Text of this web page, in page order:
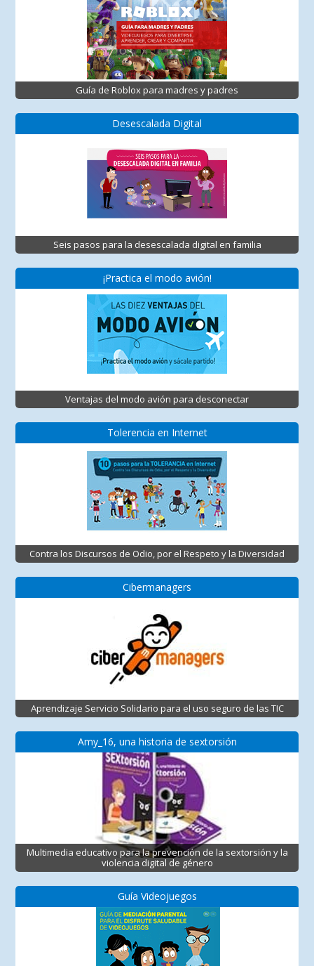
Guía de Roblox para madres y padres
Desescalada Digital
Seis pasos para la desescalada digital en familia
¡Practica el modo avión!
Ventajas del modo avión para desconectar
Tolerencia en Internet
Contra los Discursos de Odio, por el Respeto y la Diversidad
Cibermanagers
Aprendizaje Servicio Solidario para el uso seguro de las TIC
Amy_16, una historia de sextorsión
Multimedia educativo para la prevención de la sextorsión y la
violencia digital de género
Guía Videojuegos